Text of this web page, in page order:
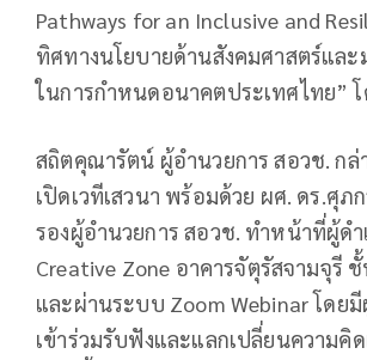
Pathways for an Inclusive and
ทิศทางนโยบายด้านสังคมศาสตร์แล
ในการกำหนดอนาคตประเทศไทย”
สถิตคุณารัตน์ ผู้อำนวยการ สอวช. ก
เปิดเวทีเสวนา พร้อมด้วย ผศ. ดร.ศุ
รองผู้อำนวยการ สอวช. ทำหน้าที่ผู้ด
Creative Zone อาคารจัตุรัสจามจุรี
และผ่านระบบ Zoom Webinar โดย
เข้าร่วมรับฟังและแลกเปลี่ยนความคิ